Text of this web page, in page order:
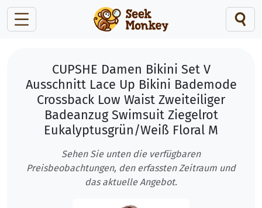
CUPSHE Damen Bikini Set V
Ausschnitt Lace Up Bikini Bademode
Crossback Low Waist Zweiteiliger
Badeanzug Swimsuit Ziegelrot
Eukalyptusgrün/Weiß Floral M
Sehen Sie unten die verfügbaren
Preisbeobachtungen, den erfassten Zeitraum und
das aktuelle Angebot.